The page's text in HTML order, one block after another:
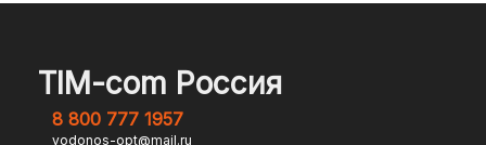
TIM-com Россия
8 800 777 1957
vodonos-opt@mail.ru